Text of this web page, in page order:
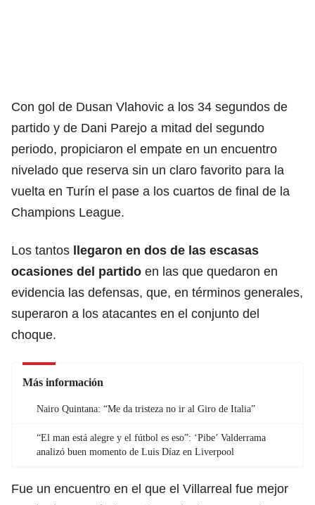
Con gol de Dusan Vlahovic a los 34 segundos de
partido y de Dani Parejo a mitad del segundo
periodo, propiciaron el empate en un encuentro
nivelado que reserva sin un claro favorito para la
vuelta en Turín el pase a los cuartos de final de la
Champions League.
Los tantos llegaron en dos de las escasas
ocasiones del partido en las que quedaron en
evidencia las defensas, que, en términos generales,
superaron a los atacantes en el conjunto del
choque.
Más información
Nairo Quintana: “Me da tristeza no ir al Giro de Italia”
“El man está alegre y el fútbol es eso”: ‘Pibe’ Valderrama
analizó buen momento de Luis Díaz en Liverpool
Fue un encuentro en el que el Villarreal fue mejor